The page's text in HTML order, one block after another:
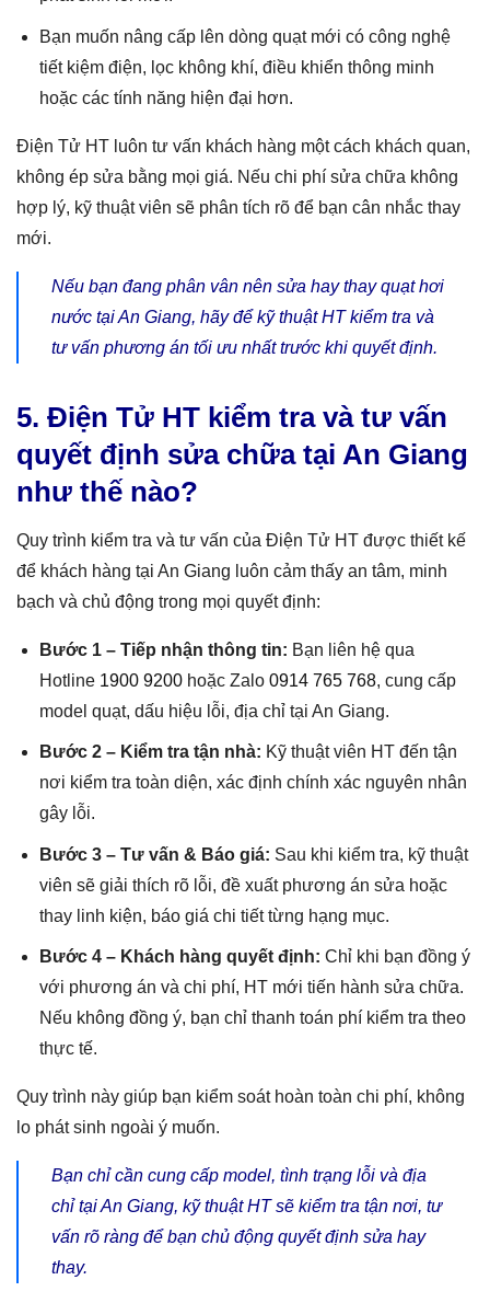
Bạn muốn nâng cấp lên dòng quạt mới có công nghệ
tiết kiệm điện, lọc không khí, điều khiển thông minh
hoặc các tính năng hiện đại hơn.
Điện Tử HT luôn tư vấn khách hàng một cách khách quan,
không ép sửa bằng mọi giá. Nếu chi phí sửa chữa không
hợp lý, kỹ thuật viên sẽ phân tích rõ để bạn cân nhắc thay
mới.
Nếu bạn đang phân vân nên sửa hay thay quạt hơi
nước tại An Giang, hãy để kỹ thuật HT kiểm tra và
tư vấn phương án tối ưu nhất trước khi quyết định.
5. Điện Tử HT kiểm tra và tư vấn
quyết định sửa chữa tại An Giang
như thế nào?
Quy trình kiểm tra và tư vấn của Điện Tử HT được thiết kế
để khách hàng tại An Giang luôn cảm thấy an tâm, minh
bạch và chủ động trong mọi quyết định:
Bước 1 – Tiếp nhận thông tin: Bạn liên hệ qua
Hotline 1900 9200hoặc Zalo 0914 765 768, cung cấp
model quạt, dấu hiệu lỗi, địa chỉ tại An Giang.
Bước 2 – Kiểm tra tận nhà: Kỹ thuật viên HT đến tận
nơi kiểm tra toàn diện, xác định chính xác nguyên nhân
gây lỗi.
Bước 3 – Tư vấn & Báo giá: Sau khi kiểm tra, kỹ thuật
viên sẽ giải thích rõ lỗi, đề xuất phương án sửa hoặc
thay linh kiện, báo giá chi tiết từng hạng mục.
Bước 4 – Khách hàng quyết định: Chỉ khi bạn đồng ý
với phương án và chi phí, HT mới tiến hành sửa chữa.
Nếu không đồng ý, bạn chỉ thanh toán phí kiểm tra theo
thực tế.
Quy trình này giúp bạn kiểm soát hoàn toàn chi phí, không
lo phát sinh ngoài ý muốn.
Bạn chỉ cần cung cấp model, tình trạng lỗi và địa
chỉ tại An Giang, kỹ thuật HT sẽ kiểm tra tận nơi, tư
vấn rõ ràng để bạn chủ động quyết định sửa hay
thay.